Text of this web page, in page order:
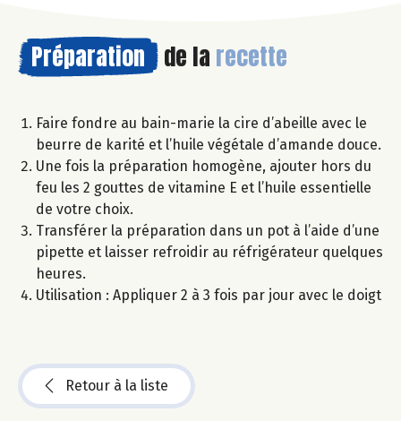
Préparation de la recette
Faire fondre au bain-marie la cire d’abeille avec le
beurre de karité et l’huile végétale d’amande douce.
Une fois la préparation homogène, ajouter hors du
feu les 2 gouttes de vitamine E et l’huile essentielle
de votre choix.
Transférer la préparation dans un pot à l’aide d’une
pipette et laisser refroidir au réfrigérateur quelques
heures.
Utilisation : Appliquer 2 à 3 fois par jour avec le doigt
Retour à la liste